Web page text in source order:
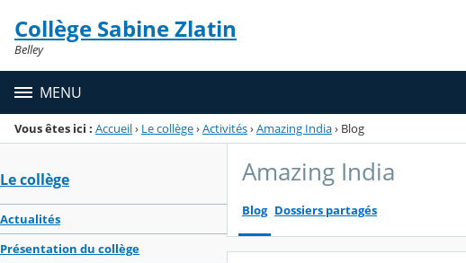
Menu de la rubrique
Contenu
Collège Sabine Zlatin
Belley
MENU
Vous êtes ici : Accueil› Le collège›Activités›Amazing India› Blog
Le collège
Actualités
Présentation du collège
Amazing India
Blog Dossiers partagés